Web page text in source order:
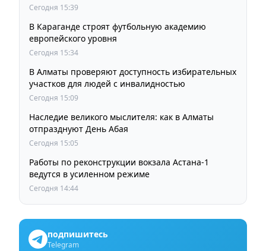
Сегодня 15:39
В Караганде строят футбольную академию
европейского уровня
Сегодня 15:34
В Алматы проверяют доступность избирательных
участков для людей с инвалидностью
Сегодня 15:09
Наследие великого мыслителя: как в Алматы
отпразднуют День Абая
Сегодня 15:05
Работы по реконструкции вокзала Астана-1
ведутся в усиленном режиме
Сегодня 14:44
подпишитесь
Telegram